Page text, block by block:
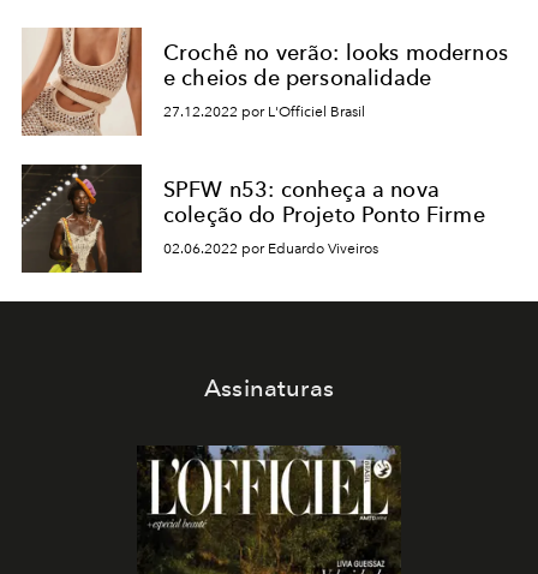
Crochê no verão: looks modernos
e cheios de personalidade
27.12.2022 por L'Officiel Brasil
SPFW n53: conheça a nova
coleção do Projeto Ponto Firme
02.06.2022 por Eduardo Viveiros
Assinaturas